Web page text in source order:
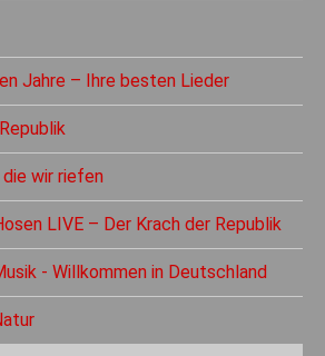
Jahre – Ihre besten Lieder
wir riefen
LIVE – Der Krach der Republik
- Willkommen in Deutschland